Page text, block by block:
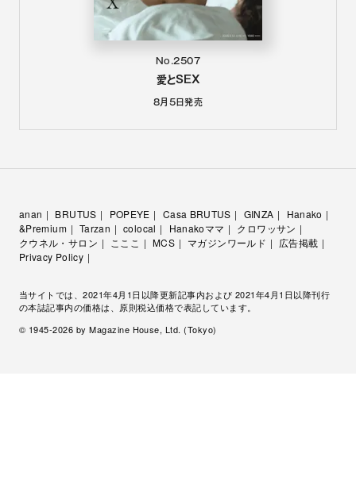
No.2507
愛とSEX
8月5日発売
anan BRUTUS POPEYE Casa BRUTUS GINZA
Hanako
&Premium
Tarzan colocal Hanakoママ
クロワッサン
クウネル・サロン
こここ MCS マガジンワールド
広告掲載
Privacy Policy
当サイトでは、2021年4月1日以降更新記事内および 2021年4月1日以降刊行
の本誌記事内の価格は、原則税込価格で表記しています。
© 1945-2026 by Magazine House, Ltd. (Tokyo)